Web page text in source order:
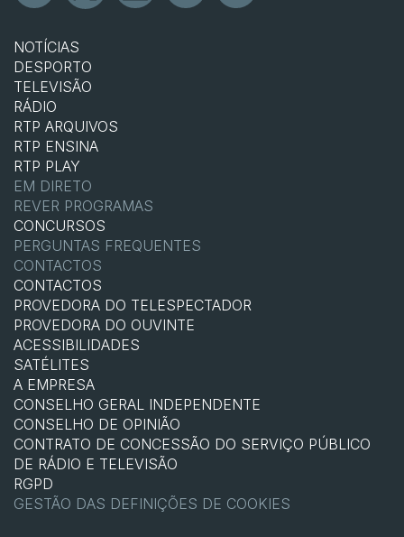
NOTÍCIAS
DESPORTO
TELEVISÃO
RÁDIO
RTP ARQUIVOS
RTP ENSINA
RTP PLAY
EM DIRETO
REVER PROGRAMAS
CONCURSOS
PERGUNTAS FREQUENTES
CONTACTOS
CONTACTOS
PROVEDORA DO TELESPECTADOR
PROVEDORA DO OUVINTE
ACESSIBILIDADES
SATÉLITES
A EMPRESA
CONSELHO GERAL INDEPENDENTE
CONSELHO DE OPINIÃO
CONTRATO DE CONCESSÃO DO SERVIÇO PÚBLICO
DE RÁDIO E TELEVISÃO
RGPD
GESTÃO DAS DEFINIÇÕES DE COOKIES